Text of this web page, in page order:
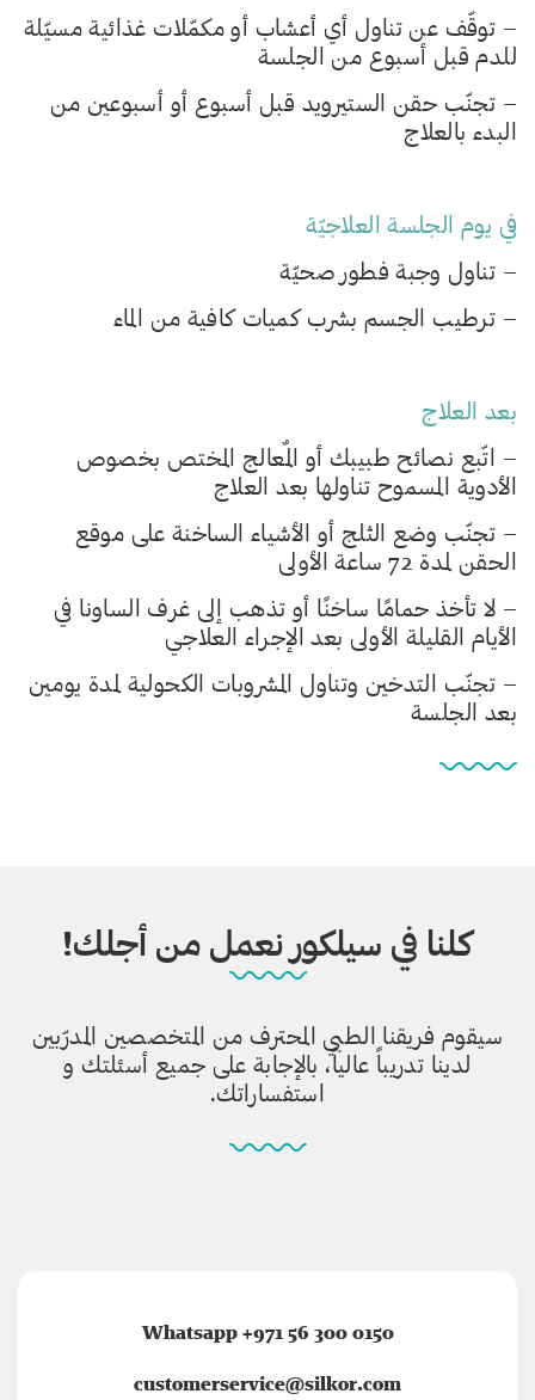
– توقّف عن تناول أي أعشاب أو مكمّلات غذائية مسيّلة
للدم قبل أسبوع من الجلسة
– تجنّب حقن الستيرويد قبل أسبوع أو أسبوعين من
البدء بالعلاج
في يوم الجلسة العلاجيّة
– تناول وجبة فطور صحيّة
– ترطيب الجسم بشرب كميات كافية من الماء
بعد العلاج
– اتّبع نصائح طبيبك أو المٌعالج المختص بخصوص
الأدوية المسموح تناولها بعد العلاج
– تجنّب وضع الثلج أو الأشياء الساخنة على موقع
الحقن لمدة 72 ساعة الأولى
– لا تأخذ حمامًا ساخنًا أو تذهب إلى غرف الساونا في
الأيام القليلة الأولى بعد الإجراء العلاجي
– تجنّب التدخين وتناول المشروبات الكحولية لمدة يومين
بعد الجلسة
كلنا في سيلكور نعمل من أجلك!
سيقوم فريقنا الطبي المحترف من المتخصصين المدرّبين
لدينا تدريباً عالياً، بالإجابة على جميع أسئلتك و
استفساراتك.
Whatsapp +971 56 300 0150
customerservice@silkor.com